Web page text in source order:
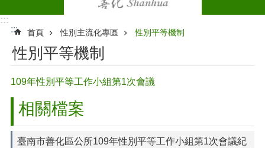
:::
:::
首頁 性別主流化專區 性別平等機制
性別平等機制
109年性別平等工作小組第1次會議
相關檔案
臺南市善化區公所109年性別平等工作小組第1次會議紀